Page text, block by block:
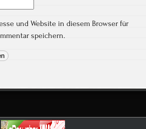
und Website in diesem Browser für
speichern.